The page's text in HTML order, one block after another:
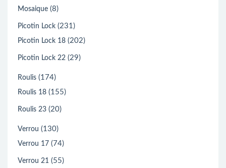
Mosaique (8)
Picotin Lock (231)
Picotin Lock 18 (202)
Picotin Lock 22 (29)
Roulis (174)
Roulis 18 (155)
Roulis 23 (20)
Verrou (130)
Verrou 17 (74)
Verrou 21 (55)